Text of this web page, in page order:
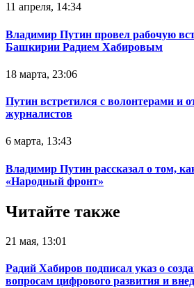
11 апреля, 14:34
Владимир Путин провел рабочую
Башкирии Радием Хабировым
18 марта, 23:06
Путин встретился с волонтерами и
журналистов
6 марта, 13:43
Владимир Путин рассказал о том,
«Народный фронт»
Читайте также
21 мая, 13:01
Радий Хабиров подписал указ о
вопросам цифрового развития и